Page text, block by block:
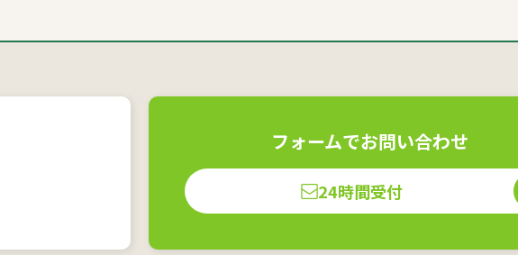
フォームでお問い合わせ
24時間受付